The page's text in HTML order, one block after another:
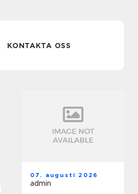
KONTAKTA OSS
07. augusti 2026
admin